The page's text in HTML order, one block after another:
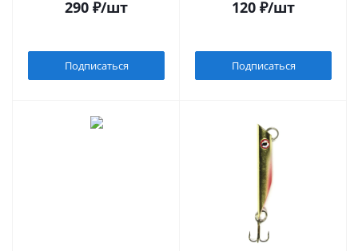
290 ₽/шт
Подписаться
120 ₽/шт
Подписаться